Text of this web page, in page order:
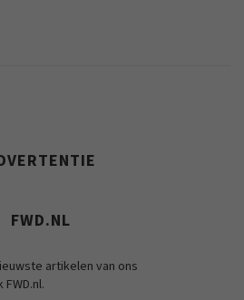
FWD.NL
artikelen van ons